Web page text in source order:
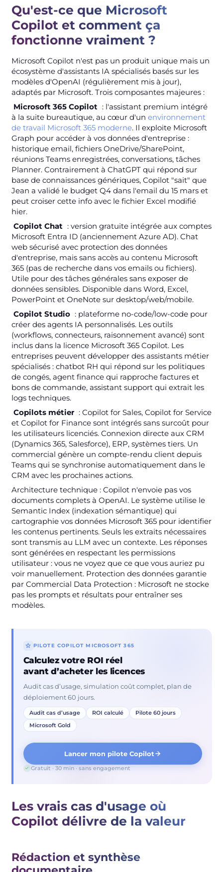
Qu'est-ce que Microsoft
Copilot et comment ça
fonctionne vraiment ?
Microsoft Copilot n'est pas un produit unique mais un
écosystème d'assistants IA spécialisés basés sur les
modèles d'OpenAI (régulièrement mis à jour),
adaptés par Microsoft. Trois composantes majeures :
Microsoft 365 Copilot : l'assistant premium intégré
à la suite bureautique, au cœur d'un environnement
de travail Microsoft 365 moderne. Il exploite Microsoft
Graph pour accéder à vos données d'entreprise :
historique email, fichiers OneDrive/SharePoint,
réunions Teams enregistrées, conversations, tâches
Planner. Contrairement à ChatGPT qui répond sur
base de connaissances génériques, Copilot "sait" que
Jean a validé le budget Q4 dans l'email du 15 mars et
peut croiser cette info avec le fichier Excel modifié
hier.
Copilot Chat : version gratuite intégrée aux comptes
Microsoft Entra ID (anciennement Azure AD). Chat
web sécurisé avec protection des données
d'entreprise, mais sans accès au contenu Microsoft
365 (pas de recherche dans vos emails ou fichiers).
Utile pour des tâches générales sans exposer de
données sensibles. Disponible dans Word, Excel,
PowerPoint et OneNote sur desktop/web/mobile.
Copilot Studio : plateforme no-code/low-code pour
créer des agents IA personnalisés. Les outils
(workflows, connecteurs, raisonnement avancé) sont
inclus dans la licence Microsoft 365 Copilot. Les
entreprises peuvent développer des assistants métier
spécialisés : chatbot RH qui répond sur les politiques
de congés, agent finance qui rapproche factures et
bons de commande, assistant support qui extrait les
logs techniques.
Copilots métier : Copilot for Sales, Copilot for Service
et Copilot for Finance sont intégrés sans surcoût pour
les utilisateurs licenciés. Connexion directe aux CRM
(Dynamics 365, Salesforce), ERP, systèmes tiers. Un
commercial génère un compte-rendu client depuis
Teams qui se synchronise automatiquement dans le
CRM avec les prochaines actions.
Architecture technique : Copilot n'envoie pas vos
documents complets à OpenAI. Le système utilise le
Semantic Index (indexation sémantique) qui
cartographie vos données Microsoft 365 pour identifier
les contenus pertinents. Seuls les extraits nécessaires
sont transmis au LLM avec un contexte. Les réponses
sont générées en respectant les permissions
utilisateur : vous ne voyez que ce que vous auriez pu
voir manuellement. Protection des données garantie
par Commercial Data Protection : Microsoft ne stocke
pas les prompts et résultats pour entraîner ses
modèles.
PILOTE COPILOT MICROSOFT 365
Calculez votre ROI réel
avant d’acheter les licences
Audit cas d’usage, simulation coût complet, plan de
déploiement 60 jours.
Audit cas d’usage ROI calculé
Pilote 60 jours
Microsoft Gold
Lancer mon pilote Copilot
Gratuit · 30 min · sans engagement
Les vrais cas d'usage où
Copilot délivre de la valeur
Rédaction et synthèse